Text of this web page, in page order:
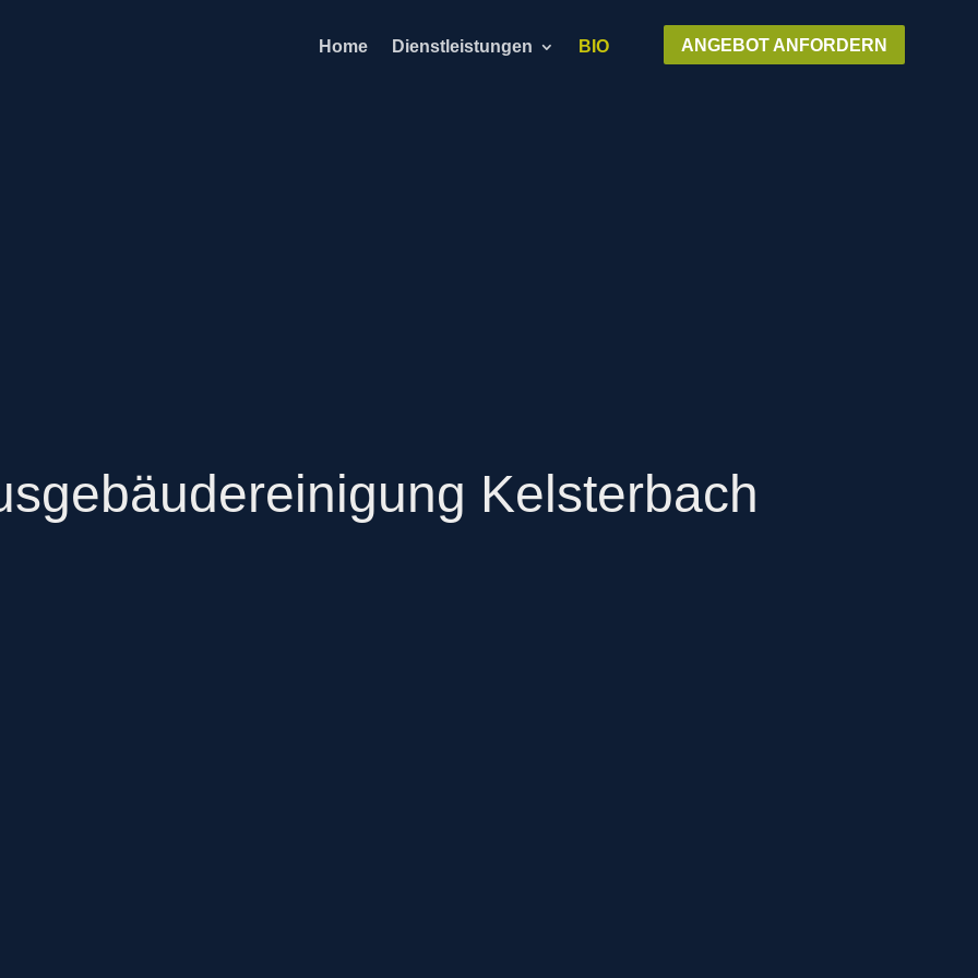
Home Dienstleistungen BIO ANGEBOT ANFORDERN
Kelsterbach